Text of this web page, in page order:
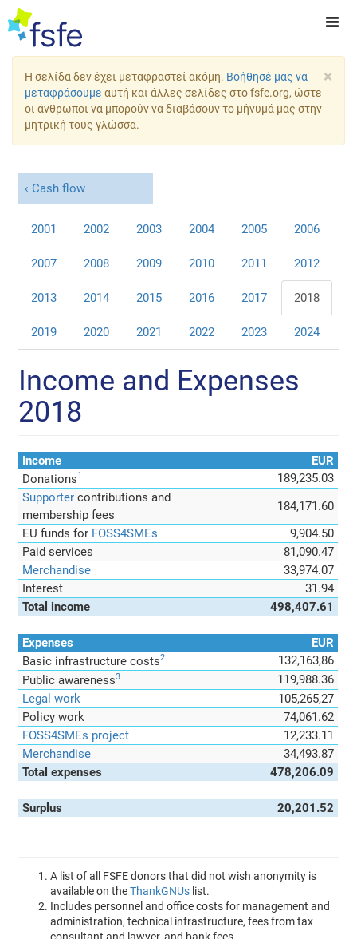
×
Η σελίδα δεν έχει μεταφραστεί ακόμη. Βοήθησέ μας να
μεταφράσουμε αυτή και άλλες σελίδες στο fsfe.org, ώστε
οι άνθρωποι να μπορούν να διαβάσουν το μήνυμά μας στην
μητρική τους γλώσσα.
Cash flow
2001 2002 2003 2004 2005 2006
2007 2008 2009 2010 2011 2012
2013 2014 2015 2016 2017 2018
2019 2020 2021 2022 2023 2024
Income and Expenses
2018
Income
EUR
Donations1
189,235.03
Supportercontributions and
membership fees
184,171.60
EU funds for FOSS4SMEs
9,904.50
Paid services
81,090.47
Merchandise
33,974.07
Interest
31.94
Total income
498,407.61
Expenses
EUR
Basic infrastructure costs2
132,163,86
Public awareness3
119,988.36
Legal work
105,265,27
Policy work
74,061.62
FOSS4SMEs project
12,233.11
Merchandise
34,493.87
Total expenses
478,206.09
Surplus 20,201.52
A list of all FSFE donors that did not wish anonymity is
available on theThankGNUs list.
Includes personnel and office costs for management and
administration, technical infrastructure, fees from tax